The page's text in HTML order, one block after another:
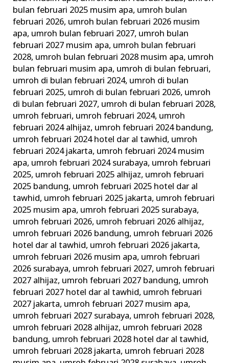
bulan februari 2025 musim apa, umroh bulan
februari 2026, umroh bulan februari 2026 musim
apa, umroh bulan februari 2027, umroh bulan
februari 2027 musim apa, umroh bulan februari
2028, umroh bulan februari 2028 musim apa, umroh
bulan februari musim apa, umroh di bulan februari,
umroh di bulan februari 2024, umroh di bulan
februari 2025, umroh di bulan februari 2026, umroh
di bulan februari 2027, umroh di bulan februari 2028,
umroh februari, umroh februari 2024, umroh
februari 2024 alhijaz, umroh februari 2024 bandung,
umroh februari 2024 hotel dar al tawhid, umroh
februari 2024 jakarta, umroh februari 2024 musim
apa, umroh februari 2024 surabaya, umroh februari
2025, umroh februari 2025 alhijaz, umroh februari
2025 bandung, umroh februari 2025 hotel dar al
tawhid, umroh februari 2025 jakarta, umroh februari
2025 musim apa, umroh februari 2025 surabaya,
umroh februari 2026, umroh februari 2026 alhijaz,
umroh februari 2026 bandung, umroh februari 2026
hotel dar al tawhid, umroh februari 2026 jakarta,
umroh februari 2026 musim apa, umroh februari
2026 surabaya, umroh februari 2027, umroh februari
2027 alhijaz, umroh februari 2027 bandung, umroh
februari 2027 hotel dar al tawhid, umroh februari
2027 jakarta, umroh februari 2027 musim apa,
umroh februari 2027 surabaya, umroh februari 2028,
umroh februari 2028 alhijaz, umroh februari 2028
bandung, umroh februari 2028 hotel dar al tawhid,
umroh februari 2028 jakarta, umroh februari 2028